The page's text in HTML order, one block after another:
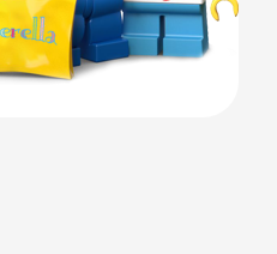
Ακολουθήστε μας: